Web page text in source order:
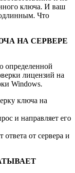
ключа. И ваш
Что
НА СЕРВЕРЕ
определенной
лицензий на
Windows.
ключа на
и направляет его
от сервера и